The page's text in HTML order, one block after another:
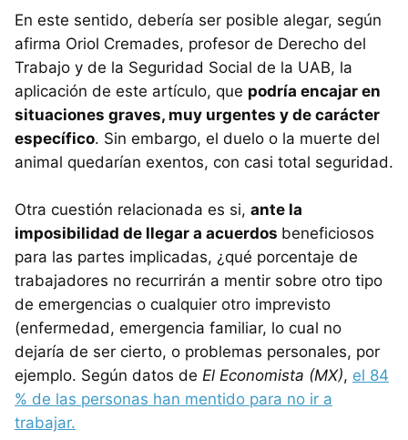
En este sentido, debería ser posible alegar, según
afirma Oriol Cremades, profesor de Derecho del
Trabajo y de la Seguridad Social de la UAB, la
aplicación de este artículo, que podría encajar en
situaciones graves, muy urgentes y de carácter
específico. Sin embargo, el duelo o la muerte del
animal quedarían exentos, con casi total seguridad.
Otra cuestión relacionada es si, ante la
imposibilidad de llegar a acuerdos beneficiosos
para las partes implicadas, ¿qué porcentaje de
trabajadores no recurrirán a mentir sobre otro tipo
de emergencias o cualquier otro imprevisto
(enfermedad, emergencia familiar, lo cual no
dejaría de ser cierto, o problemas personales, por
ejemplo. Según datos de El Economista (MX), el 84
% de las personas han mentido para no ir a
trabajar.